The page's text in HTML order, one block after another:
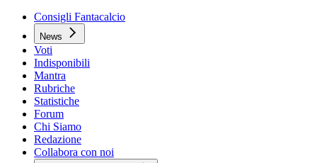
Consigli Fantacalcio
News
Voti
Indisponibili
Mantra
Rubriche
Statistiche
Forum
Chi Siamo
Redazione
Collabora con noi